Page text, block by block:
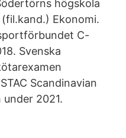
högskola
Ekonomi.
C-
Svenska
Scandinavian
under 2021.